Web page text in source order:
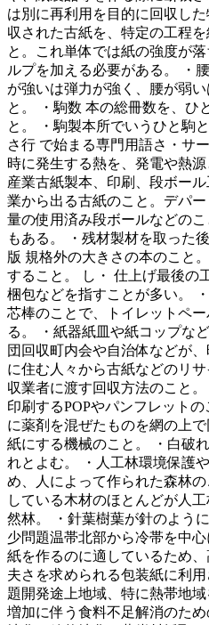
は別に再利用を目的に回収し
収された古紙を、特定の工程
と。これ単体では紙の強度が
ルプを加える必要がある。 ・
が強いは弾力が強く、腰が弱
と。 ・駒数 本の総冊数を、ひ
と。 ・駒製本所でいうひと駒
さ行 で始まる専門用語さ・サ
時に発生する熱を、発電や熱
産業古紙製本、印刷、段ボー
業から出る古紙のこと。デパ
量の使用済み段ボールなどの
もある。 ・残材製材を取った
版 規格外の大きさの本のこと
すること。 し・ 仕上げ最後の
梱包などを指すことが多い。
芯棒のことで、トイレットペ
る。 ・紙器紙皿や紙コップな
団回収町内会や自治体などが
に住む人々から古紙などのリ
収業者に渡す回収方法のこと。
印刷するPOPやパンフレット
に薬剤を混ぜたものを網の上
紙にする機械のこと。 ・白破
れとよむ。 ・人工林環境保護
め、人によって作られた森林
している木材のほとんどが人
然林。 ・針葉樹葉が針のよう
少問題温帯北部から冷帯を中
紙を作るのに適しているため
夫さを求められる包装紙に利
題開発途上地域、特に熱帯地
増加に伴う食料不足解消のた